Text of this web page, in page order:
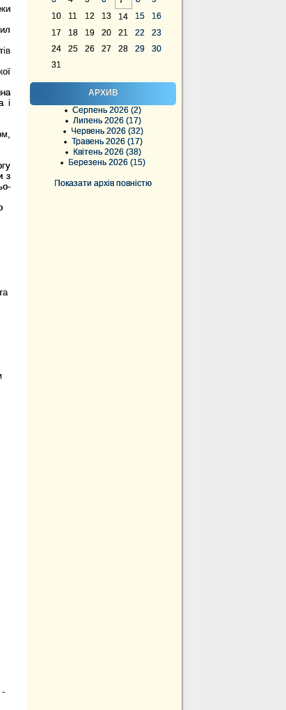
10
11 12 13 14 15
16
17
18 19 20 21 22
23
24
25 26 27 28 29
30
31
АРХИВ
Серпень 2026 (2)
Липень 2026 (17)
Червень 2026 (32)
Травень 2026 (17)
Квітень 2026 (38)
Березень 2026 (15)
Показати архів повністю
і
з
-